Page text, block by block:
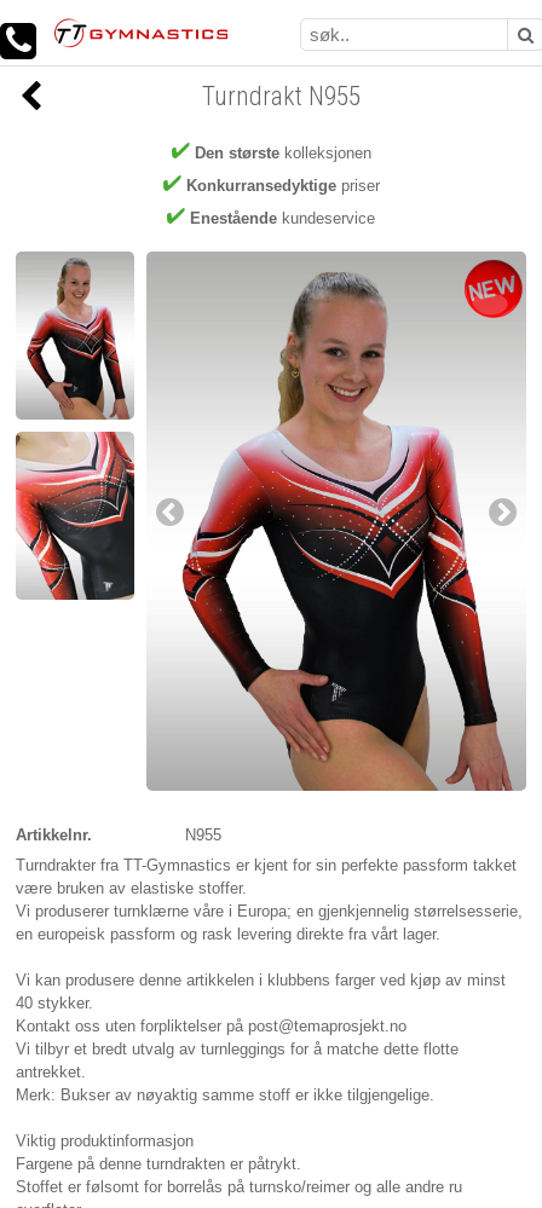
Den størstekolleksjonen
Konkurransedyktigepriser
Enestående kundeservice
Turndrakt N955
Artikkelnr.
N955
Turndrakter fra TT-Gymnastics er kjent for sin perfekte passform takket
være bruken av elastiske stoffer.
Vi produserer turnklærne våre i Europa; en gjenkjennelig størrelsesserie,
en europeisk passform og rask levering direkte fra vårt lager.
Vi kan produsere denne artikkelen i klubbens farger ved kjøp av minst
40 stykker.
Kontakt oss uten forpliktelser på post@temaprosjekt.no
Vi tilbyr et bredt utvalg av turnleggings for å matche dette flotte
antrekket.
Merk: Bukser av nøyaktig samme stoff er ikke tilgjengelige.
Viktig produktinformasjon
Fargene på denne turndrakten er påtrykt.
Stoffet er følsomt for borrelås på turnsko/reimer og alle andre ru